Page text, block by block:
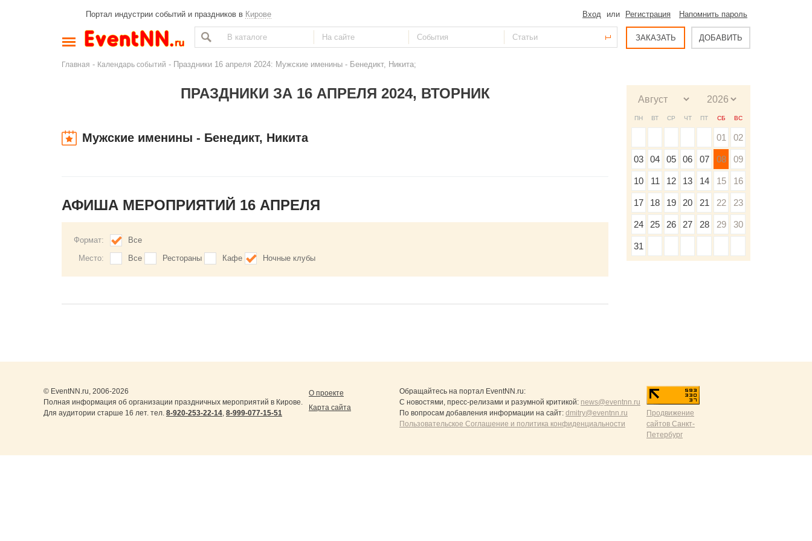
Портал индустрии событий и праздников в Кирове Вход или Регистрация Напомнить пароль
ЗАКАЗАТЬ ДОБАВИТЬ
Главная - Календарь событий - Праздники 16 апреля 2024: Мужские именины - Бенедикт, Никита;
ПРАЗДНИКИ ЗА 16 АПРЕЛЯ 2024, ВТОРНИК
Мужские именины - Бенедикт, Никита
АФИША МЕРОПРИЯТИЙ 16 АПРЕЛЯ
Формат:
Все
Место:
Все Рестораны Кафе Ночные клубы
ПН ВТ СР ЧТ ПТ СБ ВС
01 02
03 04 05 06 07 08 09
10 11 12 13 14 15 16
17 18 19 20 21 22 23
24 25 26 27 28 29 30
31
© EventNN.ru, 2006-2026
Полная информация об организации праздничных мероприятий в Кирове.
Для аудитории старше 16 лет. тел. 8-920-253-22-14, 8-999-077-15-51
О проекте
Карта сайта
Обращайтесь на портал EventNN.ru:
С новостями, пресс-релизами и разумной критикой: news@eventnn.ru
По вопросам добавления информации на сайт: dmitry@eventnn.ru
Пользовательское Соглашение и политика конфиденциальности
Продвижение
сайтов Санкт-
Петербург